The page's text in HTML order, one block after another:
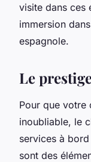
visite dans ces
immersion
espagnole.
Le
Pour que votre
inoubliable, le
services à
sont des